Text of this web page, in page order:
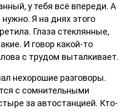
у тебя всё впереди. А
Я на днях этого
Глаза стеклянные,
И говор какой-то
с трудом выталкивает.
нехорошие разговоры.
с сомнительными
за автостанцией. Кто-